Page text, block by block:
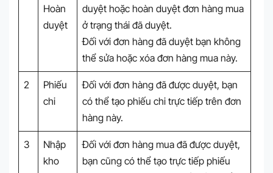
Hoàn
duyệt
duyệt hoặc hoàn duyệt đơn hàng mua
ở trạng thái đã duyệt.
Đối với đơn hàng đã duyệt bạn không
thể sửa hoặc xóa đơn hàng mua này.
2
Phiếu
chi
Đối với đơn hàng đã được duyệt, bạn
có thể tạo phiếu chi trực tiếp trên đơn
hàng này.
3
Nhập
kho
Đối với đơn hàng mua đã được duyệt,
bạn cũng có thể tạo trực tiếp phiếu